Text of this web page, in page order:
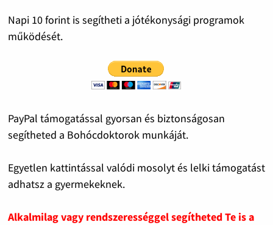
Napi 10 forint is segítheti a jótékonysági programok
működését.
PayPal támogatással gyorsan és biztonságosan
segítheted a Bohócdoktorok munkáját.
Egyetlen kattintással valódi mosolyt és lelki támogatást
adhatsz a gyermekeknek.
Alkalmilag vagy rendszerességgel segítheted Te is a